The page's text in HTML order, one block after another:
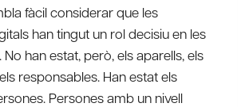
fàcil considerar que les
han tingut un rol decisiu en les
han estat, però, els aparells, els
responsables. Han estat els
Persones amb un nivell